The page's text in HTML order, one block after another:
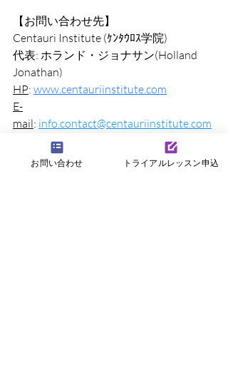
【お問い合わせ先】
Centauri Institute (ｹﾝﾀｳﾛｽ学院)
代表: ホランド・ジョナサン(Holland
Jonathan)
HP: www.centauriinstitute.com
E-
mail: info.contact@centauriinstitute.com
電話番号:
お問い合わせ トライアルレッスン申込